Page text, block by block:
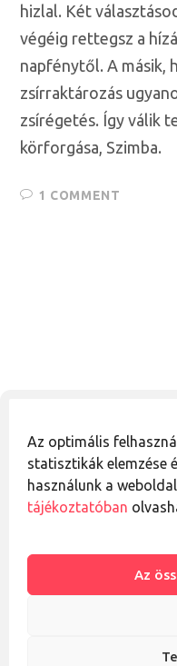
Az optimális
statisztikák elemzése
használunk a
tájékoztatóban
Az
hizlal. Két
végéig rettegsz a
napfénytől. A másik,
zsírraktározás
zsírégetés. Így válik
körforgása, Szimba.
1 COMMENT
Az oldalon található
minősülnek
helyettesítik a
kapcsolatos
tartalmak
következményekért